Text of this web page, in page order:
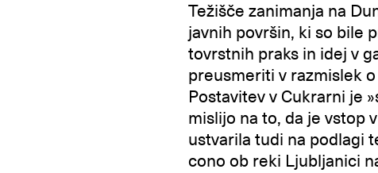
Težišče zanimanja na
javnih površin, ki so bile
tovrstnih praks in idej v
preusmeriti v razmislek
Postavitev v Cukrarni je
mislijo na to, da je vstop
ustvarila tudi na podlagi
cono ob reki Ljubljanici